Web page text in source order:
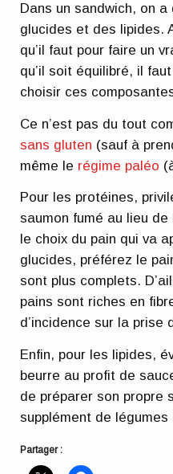
Dans un sandwich, on
glucides et des lipides.
qu’il faut pour faire un
qu’il soit équilibré, il
choisir ces
Ce n’est pas du tout
sans gluten (sauf à
même le régime paléo
Pour les protéines,
saumon fumé au lieu
le choix du pain qui va
glucides, préférez le
sont plus complets.
pains sont riches en
d’incidence sur la prise
Enfin, pour les lipides,
beurre au profit de
de préparer son propre
supplément de
Partager :